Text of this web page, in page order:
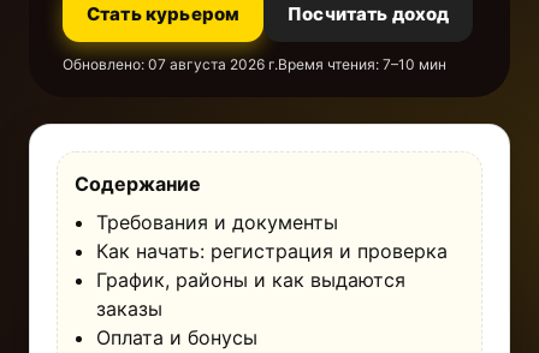
Стать курьером Посчитать доход
Обновлено: 07 августа 2026 г.Время чтения: 7–10 мин
Содержание
Требования и документы
Как начать: регистрация и проверка
График, районы и как выдаются
заказы
Оплата и бонусы